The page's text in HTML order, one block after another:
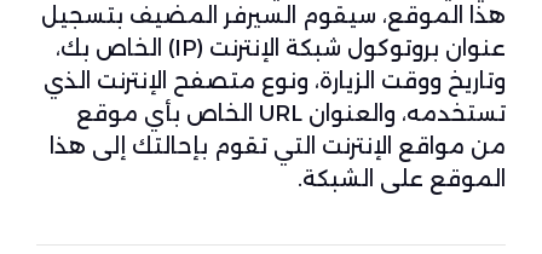
هذا الموقع، سيقوم السيرفر المضيف بتسجيل
عنوان بروتوكول شبكة الإنترنت (IP) الخاص بك،
وتاريخ ووقت الزيارة، ونوع متصفح الإنترنت الذي
تستخدمه، والعنوان URL الخاص بأي موقع
من مواقع الإنترنت التي تقوم بإحالتك إلى هذا
الموقع على الشبكة.